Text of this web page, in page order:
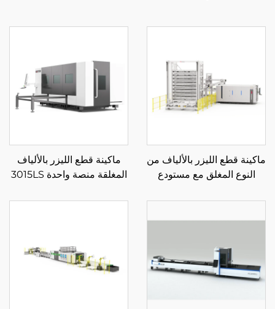
ماكينة قطع الليزر بالألياف من
النوع المغلق مع مستودع
3015HU
ماكينة قطع الليزر بالألياف
المغلقة منصة واحدة 3015LS